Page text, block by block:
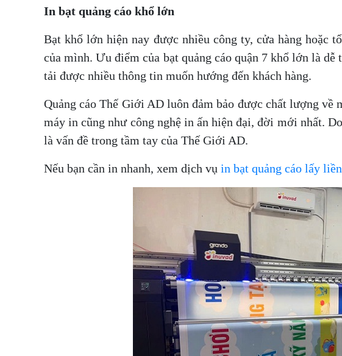
In bạt quảng cáo khổ lớn
Bạt khổ lớn hiện nay được nhiều công ty, cửa hàng hoặc
của mình. Ưu điểm của bạt quảng cáo quận 7 khổ lớn là
tải được nhiều thông tin muốn hướng đến khách hàng.
Quảng cáo Thế Giới AD luôn đảm bảo được chất lượng về
máy in cũng như công nghệ in ấn hiện đại, đời mới nhất.
là vấn đề trong tầm tay của Thế Giới AD.
Nếu bạn cần in nhanh, xem dịch vụ in bạt quảng cáo lấy